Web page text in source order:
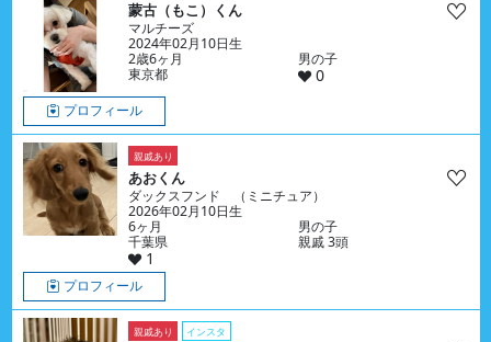
蒙古（もこ）くん
マルチーズ
2024年02月10日生
2歳6ヶ月
男の子
東京都
0
プロフィール
親戚あり
あおくん
ダックスフンド （ミニチュア）
2026年02月10日生
6ヶ月
男の子
千葉県
親戚 3頭
1
プロフィール
親戚あり インスタ